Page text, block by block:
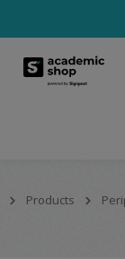
Products